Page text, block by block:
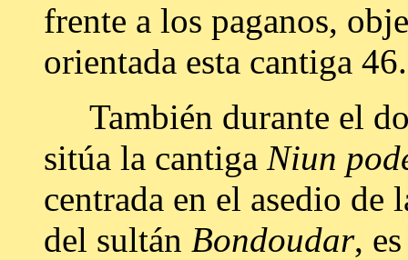
frente a los paganos,
orientada esta cantiga 46.
También durante el
sitúa la cantiga Niun
centrada en el asedio de
del sultán Bondoudar,